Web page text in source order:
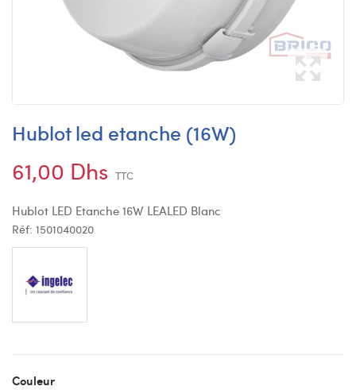
Hublot led etanche (16W)
61,00 Dhs TTC
Hublot LED Etanche 16W LEALED Blanc
Réf: 1501040020
Couleur